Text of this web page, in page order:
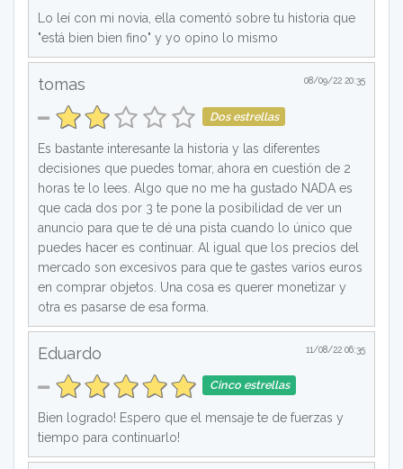
Lo leí con mi novia, ella comentó sobre tu historia que
"está bien bien fino" y yo opino lo mismo
08/09/22 20:35
tomas
Dos estrellas
Es bastante interesante la historia y las diferentes
decisiones que puedes tomar, ahora en cuestión de 2
horas te lo lees. Algo que no me ha gustado NADA es
que cada dos por 3 te pone la posibilidad de ver un
anuncio para que te dé una pista cuando lo único que
puedes hacer es continuar. Al igual que los precios del
mercado son excesivos para que te gastes varios euros
en comprar objetos. Una cosa es querer monetizar y
otra es pasarse de esa forma.
11/08/22 06:35
Eduardo
Cinco estrellas
Bien logrado! Espero que el mensaje te de fuerzas y
tiempo para continuarlo!